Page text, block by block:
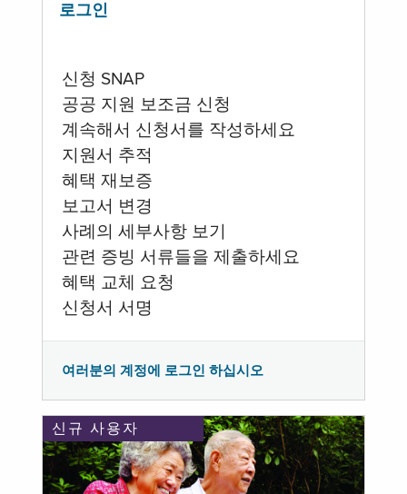
로그인
신청 SNAP
공공 지원 보조금 신청
계속해서 신청서를 작성하세요
지원서 추적
혜택 재보증
보고서 변경
사례의 세부사항 보기
관련 증빙 서류들을 제출하세요
혜택 교체 요청
신청서 서명
여러분의 계정에 로그인 하십시오
신규 사용자